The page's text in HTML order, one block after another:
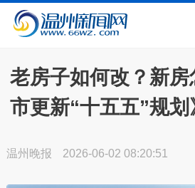
老房子如何改？新
市更新“十五五”规
温州晚报 2026-06-02 08:20:51